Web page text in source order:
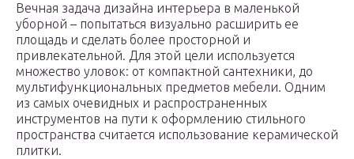
Вечная задача дизайна интерьера в маленькой
уборной – попытаться визуально расширить ее
площадь и сделать более просторной и
привлекательной. Для этой цели используется
множество уловок: от компактной сантехники, до
мультифункциональных предметов мебели. Одним
из самых очевидных и распространенных
инструментов на пути к оформлению стильного
пространства считается использование керамической
плитки.